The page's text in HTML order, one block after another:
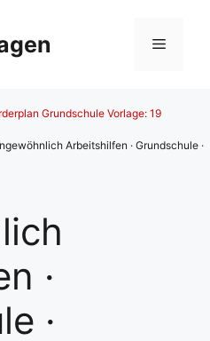
Menü
Grundschule Vorlage: 19
Arbeitshilfen · Grundschule ·
·
·